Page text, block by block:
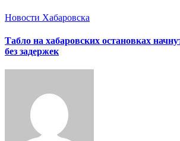
Новости Хабаровска
Табло на хабаровских остановках
без задержек